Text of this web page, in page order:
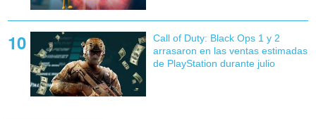
Call of Duty: Black Ops 1 y 2
arrasaron en las ventas estimadas
de PlayStation durante julio